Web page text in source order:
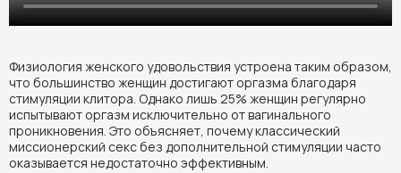
Физиология женского удовольствия устроена таким образом,
что большинство женщин достигают оргазма благодаря
стимуляции клитора. Однако лишь 25% женщин регулярно
испытывают оргазм исключительно от вагинального
проникновения. Это объясняет, почему классический
миссионерский секс без дополнительной стимуляции часто
оказывается недостаточно эффективным.